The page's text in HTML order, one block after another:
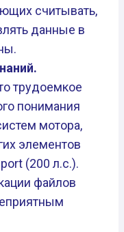
считывать,
данные в
трудоемкое
понимания
мотора,
элементов
(200 л.с.).
файлов